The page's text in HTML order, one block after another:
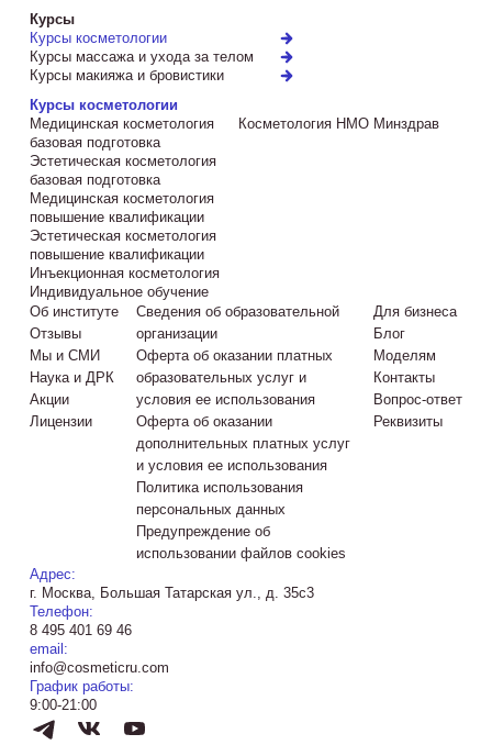
Курсы
Курсы косметологии
Курсы массажа и ухода за телом
Курсы макияжа и бровистики
Курсы косметологии
Медицинская косметология
базовая подготовка
Эстетическая косметология
базовая подготовка
Медицинская косметология
повышение квалификации
Эстетическая косметология
повышение квалификации
Инъекционная косметология
Индивидуальное обучение
Косметология НМО Минздрав
Об институте
Отзывы
Мы и СМИ
Наука и ДРК
Акции
Лицензии
Сведения об образовательной
организации
Оферта об оказании платных
образовательных услуг и
условия ее использования
Оферта об оказании
дополнительных платных услуг
и условия ее использования
Политика использования
персональных данных
Предупреждение об
использовании файлов cookies
Для бизнеса
Блог
Моделям
Контакты
Вопрос-ответ
Реквизиты
Адрес:
г. Москва, Большая Татарская ул., д. 35с3
Телефон:
8 495 401 69 46
email:
info@cosmeticru.com
График работы:
9:00-21:00